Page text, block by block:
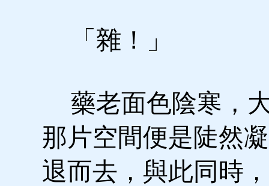
「雜！」
藥老面色陰寒，
那片空間便是陡然
退而去，與此同時